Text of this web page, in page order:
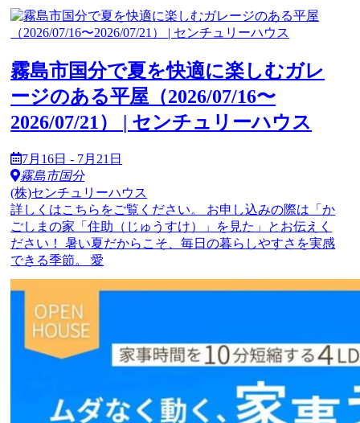
霧島市国分で夏を快適に楽しむガレ
ージのある平屋（2026/07/16〜
2026/07/21） | センチュリーハウス
7月16日 - 7月21日
霧島市国分
(株)センチュリーハウス
詳しくはこちらをご覧ください。 お申し込みの際は「か
ごしまの家「住助（じゅうすけ）」を見た」とお伝えく
ださい！ 暑い夏だからこそ、毎日の暮らしやすさを実感
できる季節。 愛